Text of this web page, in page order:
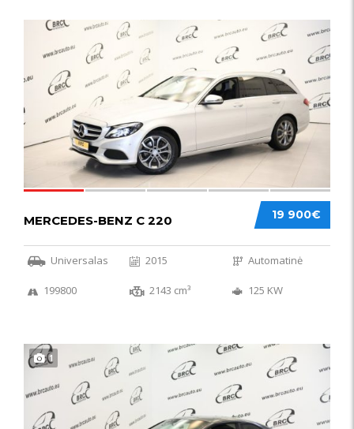
52
19 900€
MERCEDES-BENZ C 220
Universalas 2015 Automatinė
199800 2143 cm³ 125 KW
1